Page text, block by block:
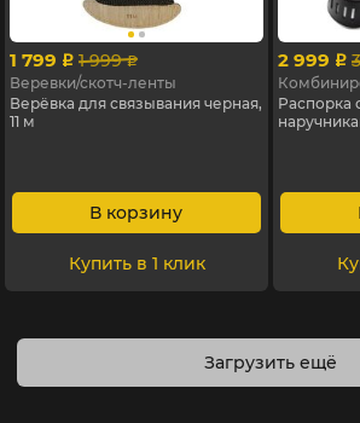
1 799 p 1 999 p
Веревки/скотч-ленты
Верёвка для связывания черная,
11 м
В корзину
Купить в 1 клик
2 999 p
Распорка
Загрузить ещё